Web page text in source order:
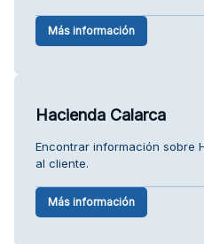
Más información
Hacienda Calarca
Encontrar información sobre
al cliente.
Más información